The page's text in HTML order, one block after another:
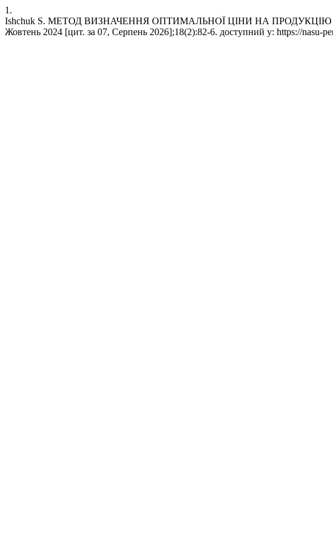
1.
Ishchuk S. МЕТОД ВИЗНАЧЕННЯ ОПТИМАЛЬНОЇ ЦІНИ НА ПРОДУКЦІЮ
Жовтень 2024 [цит. за 07, Серпень 2026];18(2):82-6. доступний у: https://nasu-